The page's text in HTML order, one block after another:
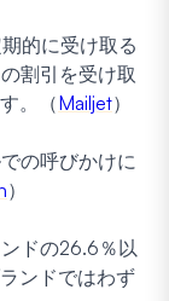
的に受け取る
割引を受け取
。（Mailjet）
の呼びかけに
）
ドの26.6％以
ンドではわず